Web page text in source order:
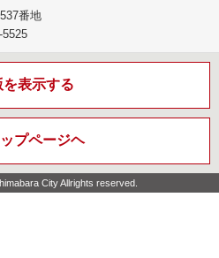
番地
を表示する
プページヘ
City Allrights reserved.